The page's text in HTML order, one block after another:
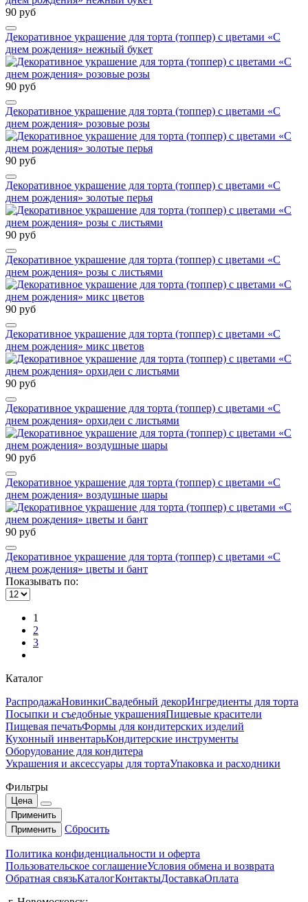
90 руб
Декоративное украшение для торта (топпер) с цветами «С
днем рождения» нежный букет
90 руб
Декоративное украшение для торта (топпер) с цветами «С
днем рождения» розовые розы
90 руб
Декоративное украшение для торта (топпер) с цветами «С
днем рождения» золотые перья
90 руб
Декоративное украшение для торта (топпер) с цветами «С
днем рождения» розы с листьями
90 руб
Декоративное украшение для торта (топпер) с цветами «С
днем рождения» микс цветов
90 руб
Декоративное украшение для торта (топпер) с цветами «С
днем рождения» орхидеи с листьями
90 руб
Декоративное украшение для торта (топпер) с цветами «С
днем рождения» воздушные шары
90 руб
Декоративное украшение для торта (топпер) с цветами «С
днем рождения» цветы и бант
Показывать по:
1
2
3
Каталог
РаспродажаНовинкиСвадебный декорИнгредиенты для торта
Посыпки и съедобные украшенияПищевые красители
Пищевая печатьФормы для кондитерских изделий
Кухонный инвентарьКондитерские инструменты
Оборудование для кондитера
Украшения и аксессуары для тортаУпаковка и расходники
Фильтры
Цена
Применить
Применить
Сбросить
Политика конфиденциальности и оферта
Пользовательское соглашениеУсловия обмена и возврата
Обратная связьКаталогКонтактыДоставкаОплата